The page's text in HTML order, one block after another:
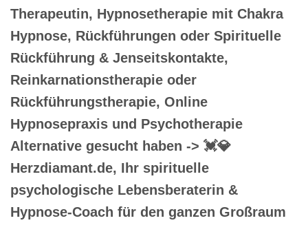
Therapeutin, Hypnosetherapie mit Chakra
Hypnose, Rückführungen oder Spirituelle
Rückführung & Jenseitskontakte,
Reinkarnationstherapie oder
Rückführungstherapie, Online
Hypnosepraxis und Psychotherapie
Alternative gesucht haben -> 💓️💎
Herzdiamant.de, Ihr spirituelle
psychologische Lebensberaterin &
Hypnose-Coach für den ganzen Großraum